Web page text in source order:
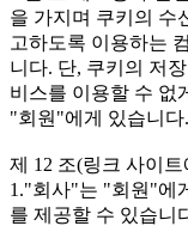
을 가지며 쿠키의 수
고하도록 이용하는
니다. 단, 쿠키의 저
비스를 이용할 수 없
"회원"에게 있습니다.
제 12 조(링크 사이
1."회사"는 "회원"에
를 제공할 수 있습니